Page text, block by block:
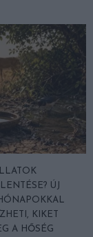
ÚJ
KIKET
A HŐSÉG